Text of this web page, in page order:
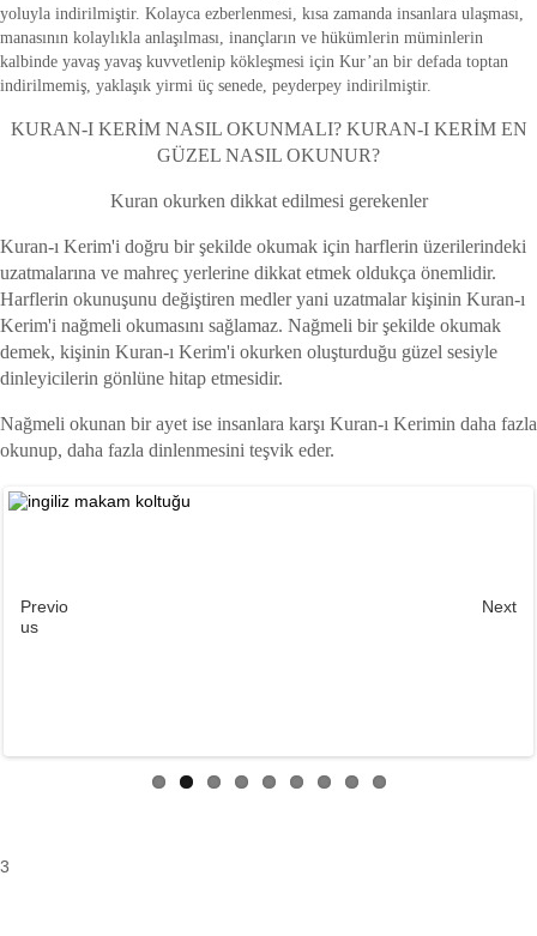
yoluyla indirilmiştir. Kolayca ezberlenmesi, kısa zamanda insanlara ulaşması,
manasının kolaylıkla anlaşılması, inançların ve hükümlerin müminlerin
kalbinde yavaş yavaş kuvvetlenip kökleşmesi için Kur’an bir defada toptan
indirilmemiş, yaklaşık yirmi üç senede, peyderpey indirilmiştir.
KURAN-I KERİM NASIL OKUNMALI? KURAN-I KERİM EN
GÜZEL NASIL OKUNUR?
Kuran okurken dikkat edilmesi gerekenler
Kuran-ı Kerim'i doğru bir şekilde okumak için harflerin üzerilerindeki
uzatmalarına ve mahreç yerlerine dikkat etmek oldukça önemlidir.
Harflerin okunuşunu değiştiren medler yani uzatmalar kişinin Kuran-ı
Kerim'i nağmeli okumasını sağlamaz. Nağmeli bir şekilde okumak
demek, kişinin Kuran-ı Kerim'i okurken oluşturduğu güzel sesiyle
dinleyicilerin gönlüne hitap etmesidir.
Nağmeli okunan bir ayet ise insanlara karşı Kuran-ı Kerimin daha fazla
okunup, daha fazla dinlenmesini teşvik eder.
Previo
us
Next
3